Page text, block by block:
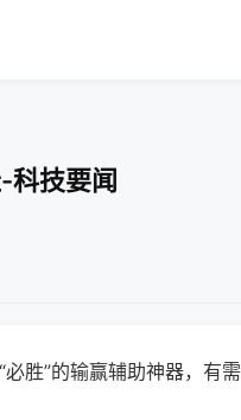
科技要闻
胜”的输赢辅助神器，有需